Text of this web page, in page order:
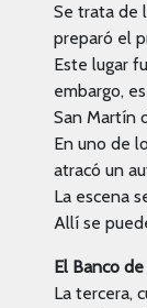
Se trata de
preparó el
Este lugar
embargo,
San Martín
En uno de
atracó un
La escena
Allí se
El Banco
La tercera,